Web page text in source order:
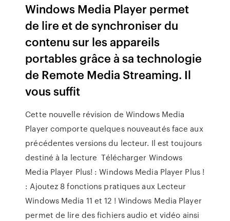
Windows Media Player permet
de lire et de synchroniser du
contenu sur les appareils
portables grâce à sa technologie
de Remote Media Streaming. Il
vous suffit
Cette nouvelle révision de Windows Media
Player comporte quelques nouveautés face aux
précédentes versions du lecteur. Il est toujours
destiné à la lecture Télécharger Windows
Media Player Plus! : Windows Media Player Plus !
: Ajoutez 8 fonctions pratiques aux Lecteur
Windows Media 11 et 12 ! Windows Media Player
permet de lire des fichiers audio et vidéo ainsi